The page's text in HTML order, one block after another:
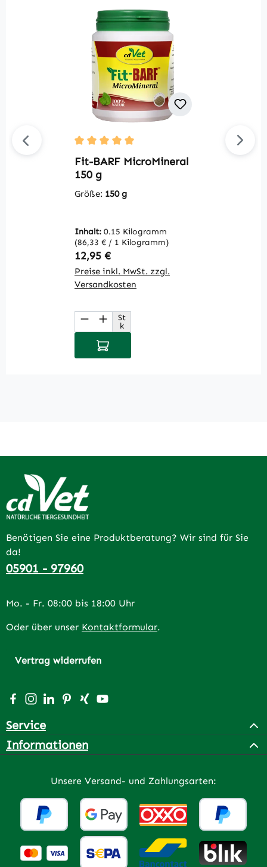
Durchschnittliche Bewertung von 5 von 5
Fit-BARF MicroMineral
150 g
Größe: 150 g
Inhalt: 0.15 Kilogramm
(86,33 € / 1 Kilogramm)
Regulärer Preis:
12,95 €
Preise inkl. MwSt. zzgl.
Versandkosten
Produkt Anzahl: Gib den
St
k
In den Warenkorb
Benötigen Sie eine Produktberatung? Wir sind für Sie
da!
05901 - 97960
Mo. - Fr. 08:00 bis 18:00 Uhr
Oder über unser Kontaktformular.
Vertrag widerrufen
Besuche uns auf Facebook – öffnet in neuem Tab
Schau auf Instagram vorbei – öffnet in neuem Tab
Vernetze dich mit uns auf LinkedIn – öffnet in
Lass dich auf Pinterest inspirieren – öffnet
Vernetze dich mit uns auf Xing – öffnet
Sieh dir unsere Videos auf YouTube
Service
Informationen
Unsere Versand- und Zahlungsarten: